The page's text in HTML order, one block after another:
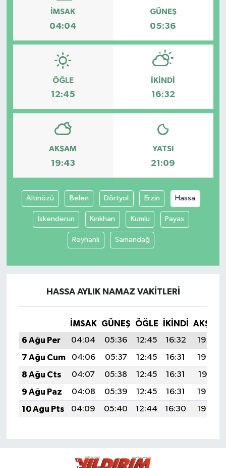
İMSAK
04:04
GÜNEŞ
05:36
ÖĞLE
12:45
İKINDI
16:32
AKŞAM
19:43
YATSI
21:09
Altınözü Belen Dörtyol Erzin Hassa
İskenderun Kırıkhan Kumlu Payas
Reyhanlı Samandağ
HASSA AYLIK NAMAZ VAKITLERI
İMSAK GÜNEŞ ÖĞLE İKINDI
AKŞAM
6 Ağu Per
04:04 05:36 12:45 16:32
19:43
7 Ağu Cum
04:06 05:37 12:45 16:31
19:42
8 Ağu Cts
04:07 05:38 12:45 16:31
19:41
9 Ağu Paz
04:08 05:39 12:45 16:31
19:40
10 Ağu Pts
04:09 05:40 12:44 16:30 19:39